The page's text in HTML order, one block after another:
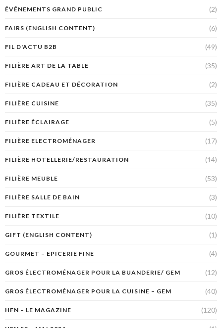
ÉVÉNEMENTS GRAND PUBLIC (2)
FAIRS (ENGLISH CONTENT) (6)
FIL D'ACTU B2B (49)
FILIÈRE ART DE LA TABLE (35)
FILIÈRE CADEAU ET DÉCORATION (2)
FILIÈRE CUISINE (35)
FILIÈRE ÉCLAIRAGE (5)
FILIÈRE ELECTROMÉNAGER (17)
FILIÈRE HOTELLERIE/RESTAURATION (14)
FILIÈRE MEUBLE (53)
FILIÈRE SALLE DE BAIN (3)
FILIÈRE TEXTILE (10)
GIFT (ENGLISH CONTENT) (1)
GOURMET – EPICERIE FINE (4)
GROS ÉLECTROMÉNAGER POUR LA BUANDERIE/ GEM (12)
GROS ÉLECTROMÉNAGER POUR LA CUISINE – GEM (40)
HFN – LE MAGAZINE (120)